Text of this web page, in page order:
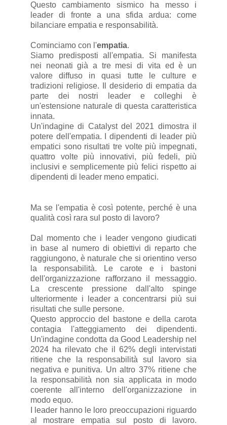
Questo cambiamento sismico ha messo i
leader di fronte a una sfida ardua: come
bilanciare empatia e responsabilità.
Cominciamo con l'empatia.
Siamo predisposti all'empatia. Si manifesta
nei neonati già a tre mesi di vita ed è un
valore diffuso in quasi tutte le culture e
tradizioni religiose. Il desiderio di empatia da
parte dei nostri leader e colleghi è
un'estensione naturale di questa caratteristica
innata.
Un'indagine di Catalyst del 2021 dimostra il
potere dell'empatia. I dipendenti di leader più
empatici sono risultati tre volte più impegnati,
quattro volte più innovativi, più fedeli, più
inclusivi e semplicemente più felici rispetto ai
dipendenti di leader meno empatici.
Ma se l'empatia è così potente, perché è una
qualità così rara sul posto di lavoro?
Dal momento che i leader vengono giudicati
in base al numero di obiettivi di reparto che
raggiungono, è naturale che si orientino verso
la responsabilità. Le carote e i bastoni
dell'organizzazione rafforzano il messaggio.
La crescente pressione dall'alto spinge
ulteriormente i leader a concentrarsi più sui
risultati che sulle persone.
Questo approccio del bastone e della carota
contagia l'atteggiamento dei dipendenti.
Un'indagine condotta da Good Leadership nel
2024 ha rilevato che il 62% degli intervistati
ritiene che la responsabilità sul lavoro sia
negativa e punitiva. Un altro 37% ritiene che
la responsabilità non sia applicata in modo
coerente all'interno dell'organizzazione in
modo equo.
I leader hanno le loro preoccupazioni riguardo
al mostrare empatia sul posto di lavoro.